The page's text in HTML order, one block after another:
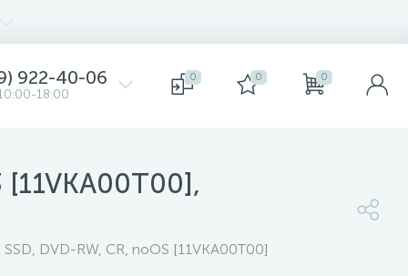
922-40-06
18:00
0 0 0
DVD-RW, CR, noOS [11VKA00T00]